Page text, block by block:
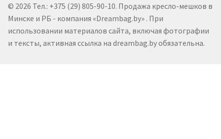
© 2026 Тел.: +375 (29) 805-90-10. Продажа кресло-мешков в
Минске и РБ - компания «Dreambag.by» . При
использовании материалов сайта, включая фотографии
и тексты, активная ссылка на dreambag.by обязательна.